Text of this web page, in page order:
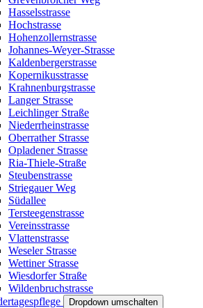
Hasselsstrasse
Hochstrasse
Hohenzollernstrasse
Johannes-Weyer-Strasse
Kaldenbergerstrasse
Kopernikusstrasse
Krahnenburgstrasse
Langer Strasse
Leichlinger Straße
Niederrheinstrasse
Oberrather Strasse
Opladener Strasse
Ria-Thiele-Straße
Steubenstrasse
Striegauer Weg
Südallee
Tersteegenstrasse
Vereinsstrasse
Vlattenstrasse
Weseler Strasse
Wettiner Strasse
Wiesdorfer Straße
Wildenbruchstrasse
Dropdown umschalten